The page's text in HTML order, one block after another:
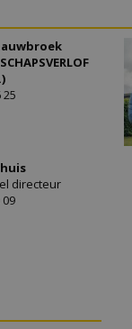
25
directeur
09